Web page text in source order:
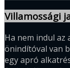
Villamossági
Ha nem indul
önindítóval van
egy apró